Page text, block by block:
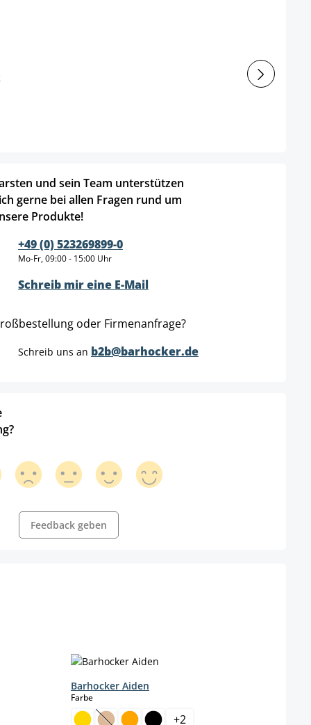
und sein Team unterstützen
gerne bei allen Fragen rund um
Produkte!
+49 (0) 523269899-0
Mo-Fr, 09:00 - 15:00 Uhr
Schreib mir eine E-Mail
oder Firmenanfrage?
Schreib uns an b2b@barhocker.de
Feedback geben
Barhocker Aiden
Farbeauswählen
+2